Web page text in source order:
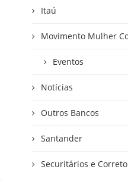
Itaú
Movimento Mulher
Eventos
Notícias
Outros Bancos
Santander
Securitários e